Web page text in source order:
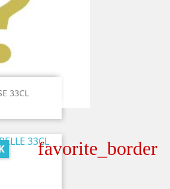
33CL
favorite_border